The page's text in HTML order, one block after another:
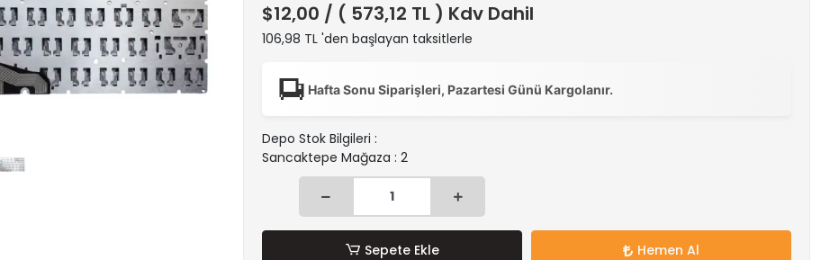
$12,00 / ( 573,12 TL ) Kdv Dahil
106,98 TL 'den başlayan taksitlerle
Hafta Sonu Siparişleri, Pazartesi Günü Kargolanır.
Depo Stok Bilgileri :
Sancaktepe Mağaza : 2
Sepete Ekle Hemen Al